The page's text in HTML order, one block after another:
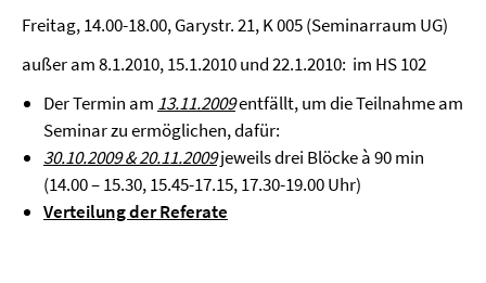
Freitag, 14.00-18.00, Garystr. 21, K 005 (Seminarraum UG)
außer am 8.1.2010, 15.1.2010 und 22.1.2010: im HS 102
Der Termin am 13.11.2009entfällt, um die Teilnahme am
Seminar zu ermöglichen, dafür:
30.10.2009 & 20.11.2009jeweils drei Blöcke à 90 min
(14.00 – 15.30, 15.45-17.15, 17.30-19.00 Uhr)
Verteilung der Referate